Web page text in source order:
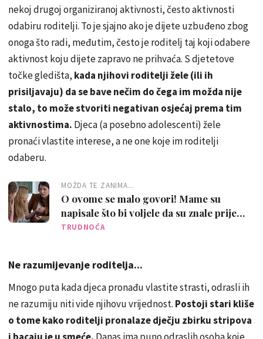
nekoj drugoj organiziranoj aktivnosti, često aktivnosti
odabiru roditelji. To je sjajno ako je dijete uzbuđeno zbog
onoga što radi, međutim, često je roditelj taj koji odabere
aktivnost koju dijete zapravo ne prihvaća. S djetetove
točke gledišta, kada njihovi roditelji žele (ili ih
prisiljavaju) da se bave nečim do čega im možda nije
stalo, to može stvoriti negativan osjećaj prema tim
aktivnostima. Djeca (a posebno adolescenti) žele
pronaći vlastite interese, a ne one koje im roditelji
odaberu.
MOŽDA TE ZANIMA...
O ovome se malo govori! Mame su
napisale što bi voljele da su znale prije
trudnoće
TRUDNOĆA
Ne razumijevanje roditelja...
Mnogo puta kada djeca pronađu vlastite strasti, odrasli ih
ne razumiju niti vide njihovu vrijednost. Postoji stari kliše
o tome kako roditelji pronalaze dječju zbirku stripova